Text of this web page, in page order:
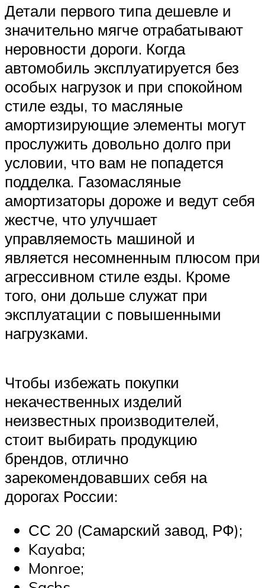
Детали первого типа дешевле и
значительно мягче отрабатывают
неровности дороги. Когда
автомобиль эксплуатируется без
особых нагрузок и при спокойном
стиле езды, то масляные
амортизирующие элементы могут
прослужить довольно долго при
условии, что вам не попадется
подделка. Газомасляные
амортизаторы дороже и ведут себя
жестче, что улучшает
управляемость машиной и
является несомненным плюсом при
агрессивном стиле езды. Кроме
того, они дольше служат при
эксплуатации с повышенными
нагрузками.
Чтобы избежать покупки
некачественных изделий
неизвестных производителей,
стоит выбирать продукцию
брендов, отлично
зарекомендовавших себя на
дорогах России:
СС 20 (Самарский завод, РФ);
Kayaba;
Monroe;